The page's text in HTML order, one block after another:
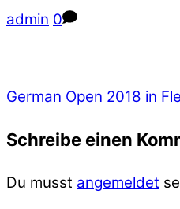
admin 0
German Open 2018 in
Schreibe einen
Du musst angemeldet